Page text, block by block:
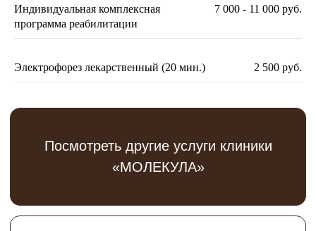
Индивидуальная комплексная
программа реабилитации
7 000 - 11 000 руб.
Электрофорез лекарственный (20 мин.) 2 500 руб.
Записаться
на консультацию
Получить консультацию